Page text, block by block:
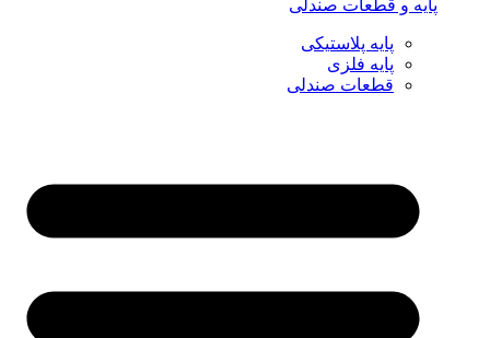
پایه و قطعات صندلی
پایه پلاستیکی
پایه فلزی
قطعات صندلی